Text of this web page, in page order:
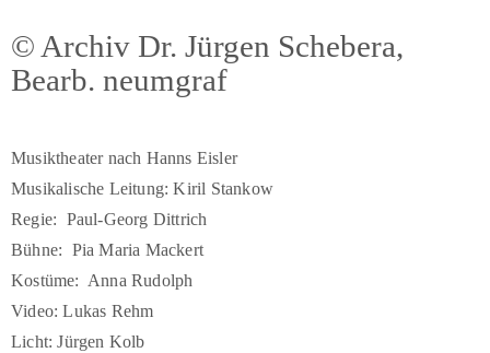
© Archiv Dr. Jürgen Schebera,
Bearb. neumgraf
Musiktheater nach Hanns Eisler
Musikalische Leitung: Kiril Stankow
Regie: Paul-Georg Dittrich
Bühne: Pia Maria Mackert
Kostüme: Anna Rudolph
Video: Lukas Rehm
Licht: Jürgen Kolb